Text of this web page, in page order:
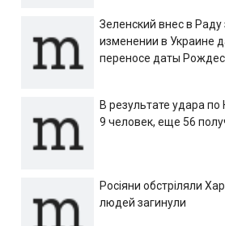
Зеленский внес в Раду
изменении в Украине
переносе даты
В результате удара
9 человек, еще 56
Росіяни обстріляли
людей загинули